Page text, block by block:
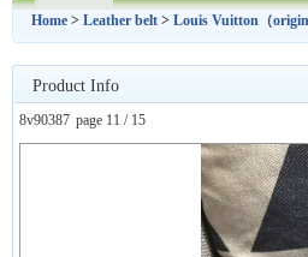
Home > Leather belt > Louis Vuitton（
Product Info
8v90387 page 11 / 15